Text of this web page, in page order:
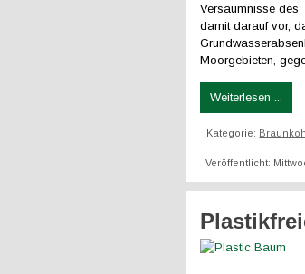
Versäumnisse des
damit darauf vor,
Moorgebieten,
Weiterlesen ...
Kategorie:
Veröffentlicht: